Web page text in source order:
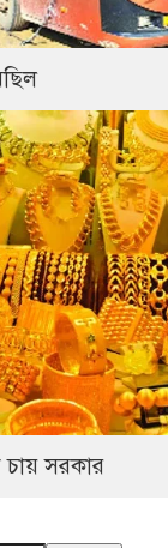
চায় সরকার